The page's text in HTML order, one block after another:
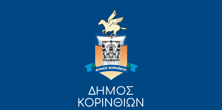
ΔΗΜΟΣ
ΚΟΡΙΝΘΙΩΝ